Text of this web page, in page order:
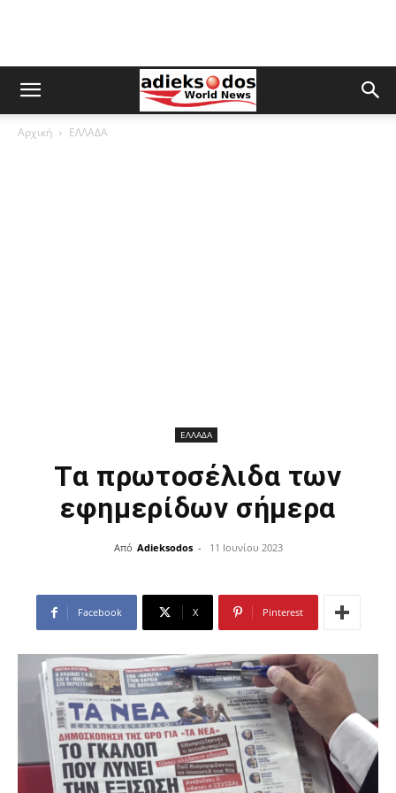
Αρχική ΕΛΛΑΔΑ
ΕΛΛΑΔΑ
Τα πρωτοσέλιδα των
εφημερίδων σήμερα
Από Adieksodos - 11 Ιουνίου 2023
Facebook X Pinterest